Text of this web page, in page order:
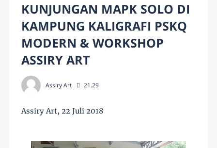
KUNJUNGAN MAPK SOLO DI
KAMPUNG KALIGRAFI PSKQ
MODERN & WORKSHOP
ASSIRY ART
Assiry Art 21.29
Assiry Art, 22 Juli 2018